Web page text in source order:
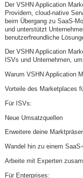
Der VSHN Application
Providern, cloud-native
beim Übergang zu SaaS-
und unterstützt
benutzerfreundliche
Der VSHN Application
ISVs und Unternehmen,
Warum VSHN Application
Vorteile des Marketplaces
Für ISVs:
Neue Umsatzquellen
Erweitere deine
Wandel hin zu einem
Arbeite mit Experten
Für Enterprises: